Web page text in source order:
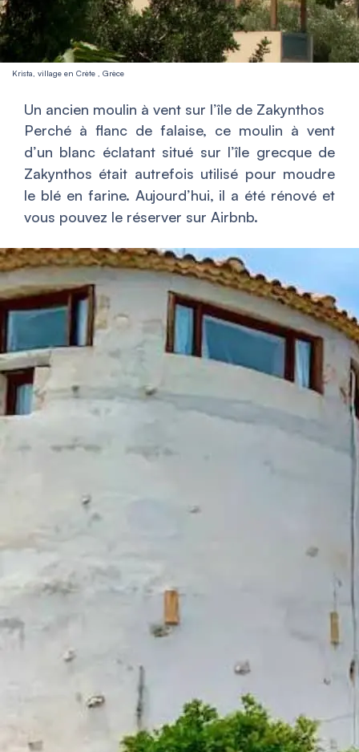
Krista, village en Crète , Grèce
Un ancien moulin à vent sur l’île de Zakynthos
Perché à flanc de falaise, ce moulin à vent
d’un blanc éclatant situé sur l’île grecque de
Zakynthos était autrefois utilisé pour moudre
le blé en farine. Aujourd’hui, il a été rénové et
vous pouvez le réserver sur Airbnb.